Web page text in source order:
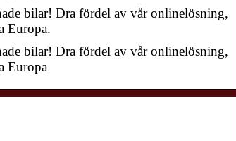
bilar! Dra fördel av vår onlinelösning,
Europa.
bilar! Dra fördel av vår onlinelösning,
Europa